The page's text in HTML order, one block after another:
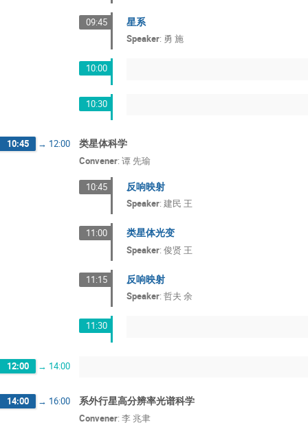
09:45 星系
Speaker: 勇 施
10:00
10:30
10:45 → 12:00 类星体科学
Convener: 谭 先瑜
10:45 反响映射
Speaker: 建民 王
11:00 类星体光变
Speaker: 俊贤 王
11:15 反响映射
Speaker: 哲夫 余
11:30
12:00 → 14:00
14:00 → 16:00 系外行星高分辨率光谱科学
Convener: 李 兆聿